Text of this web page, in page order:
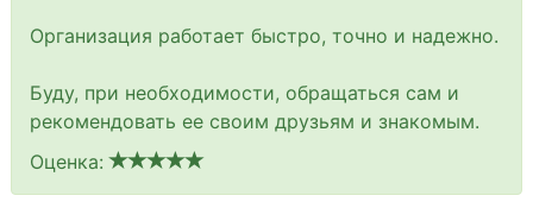
Организация работает быстро, точно и надежно.
Буду, при необходимости, обращаться сам и
рекомендовать ее своим друзьям и знакомым.
Оценка: